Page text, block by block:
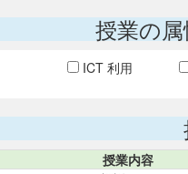
授業の
ICT 利用
授業内容